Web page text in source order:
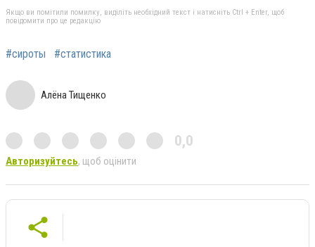
Якщо ви помітили помилку, виділіть необхідний текст і натисніть Ctrl + Enter, щоб
повідомити про це редакцію
#сироты #статистика
Алёна Тищенко
0,0
Авторизуйтесь, щоб оцінити